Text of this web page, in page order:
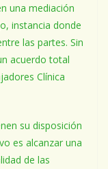
una mediación
instancia donde
las partes. Sin
acuerdo total
Clínica
su disposición
es alcanzar una
de las